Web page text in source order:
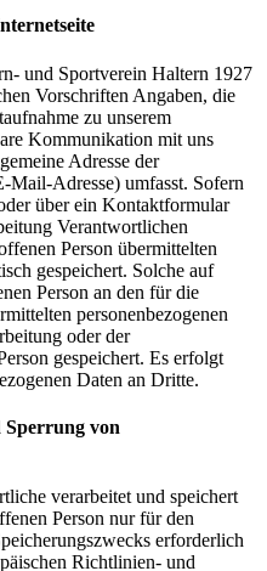
und Sportverein Haltern 1927
Vorschriften Angaben, die
zu unserem
Kommunikation mit uns
Adresse der
Mail-Adresse) umfasst. Sofern
über ein Kontaktformular
Verantwortlichen
Person übermittelten
gespeichert. Solche auf
Person an den für die
personenbezogenen
oder der
gespeichert. Es erfolgt
Daten an Dritte.
Sperrung von
verarbeitet und speichert
Person nur für den
erforderlich
Richtlinien- und